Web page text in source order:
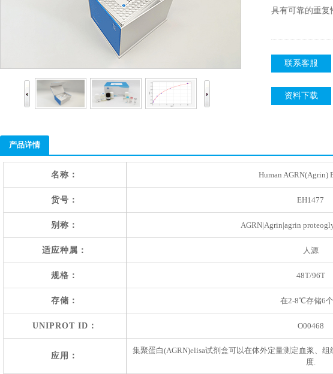
具有可靠的重复
联系客服
资料下载
产品详情
名称： Human AGRN(Agrin)
货号： EH1477
别称： AGRN|Agrin|agrin
适应种属： 人源
规格： 48T/96T
存储： 在2-8℃存储6
UNIPROT ID： O00468
应用：
集聚蛋白(AGRN)elisa试剂盒可以在体外定量测定血浆、
度.